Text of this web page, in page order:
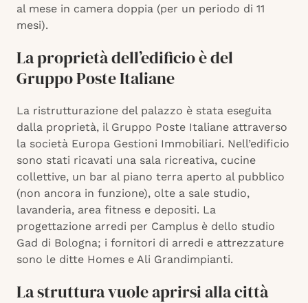
al mese in camera doppia (per un periodo di 11
mesi).
La proprietà dell’edificio è del
Gruppo Poste Italiane
La ristrutturazione del palazzo è stata eseguita
dalla proprietà, il Gruppo Poste Italiane attraverso
la società Europa Gestioni Immobiliari. Nell’edificio
sono stati ricavati una sala ricreativa, cucine
collettive, un bar al piano terra aperto al pubblico
(non ancora in funzione), olte a sale studio,
lavanderia, area fitness e depositi. La
progettazione arredi per Camplus è dello studio
Gad di Bologna; i fornitori di arredi e attrezzature
sono le ditte Homes e Ali Grandimpianti.
La struttura vuole aprirsi alla città